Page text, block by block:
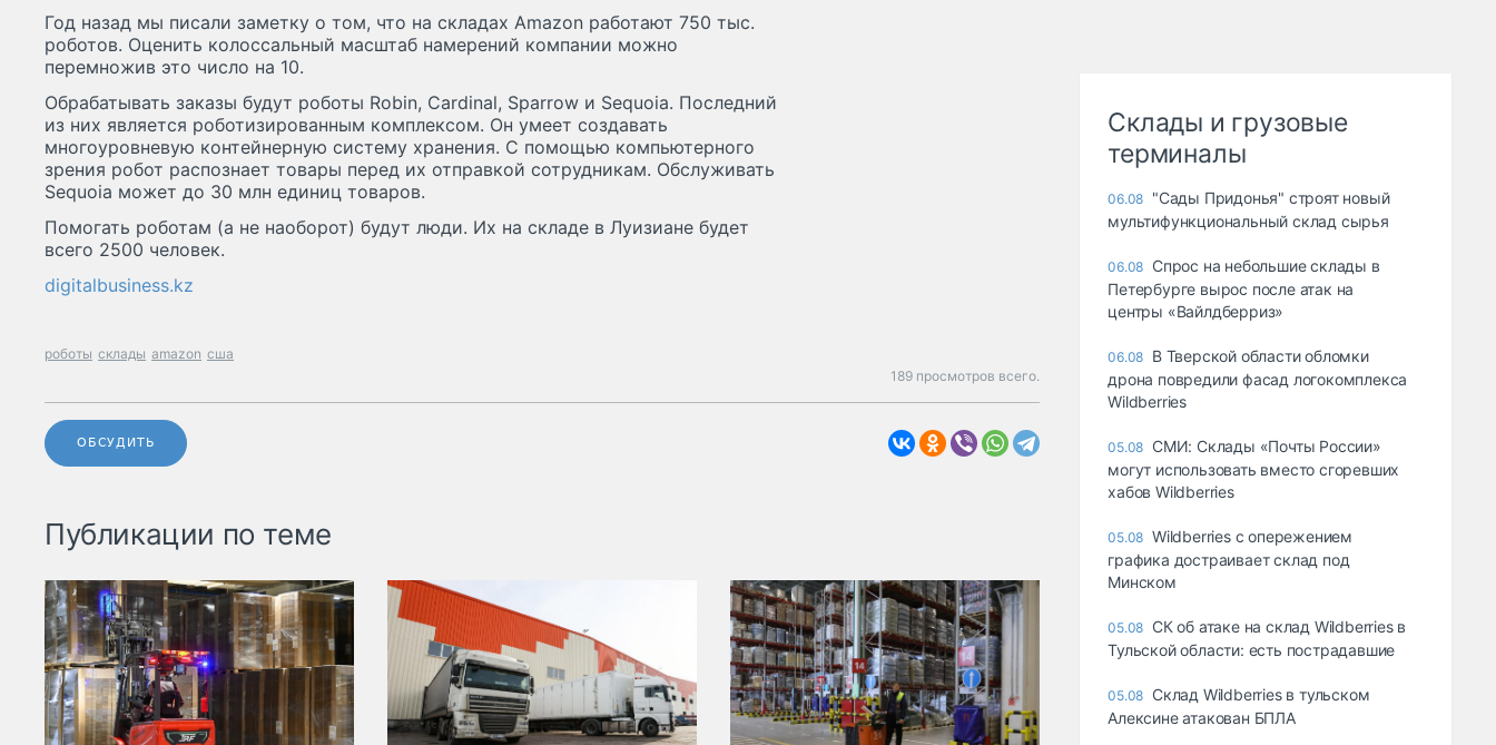
Год назад мы писали заметку о том, что на складах Amazon работают 750 тыс.
роботов. Оценить колоссальный масштаб намерений компании можно
перемножив это число на 10.
Обрабатывать заказы будут роботы Robin, Cardinal, Sparrow и Sequoia. Последний
из них является роботизированным комплексом. Он умеет создавать
многоуровневую контейнерную систему хранения. С помощью компьютерного
зрения робот распознает товары перед их отправкой сотрудникам. Обслуживать
Sequoia может до 30 млн единиц товаров.
Помогать роботам (а не наоборот) будут люди. Их на складе в Луизиане будет
всего 2500 человек.
digitalbusiness.kz
роботы склады amazon сша
189 просмотров всего.
ОБСУДИТЬ
Публикации по теме
Склады и грузовые
терминалы
06.08 "Сады Придонья" строят новый
мультифункциональный склад сырья
06.08 Спрос на небольшие склады в
Петербурге вырос после атак на
центры «Вайлдберриз»
06.08 В Тверской области обломки
дрона повредили фасад логокомплекса
Wildberries
05.08 СМИ: Склады «Почты России»
могут использовать вместо сгоревших
хабов Wildberries
05.08 Wildberries с опережением
графика достраивает склад под
Минском
05.08 СК об атаке на склад Wildberries в
Тульской области: есть пострадавшие
05.08 Склад Wildberries в тульском
Алексине атакован БПЛА